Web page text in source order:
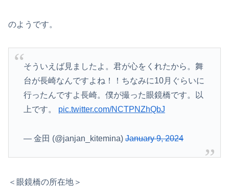
のようです。
そういえば見ましたよ。君が心をくれたから。舞
台が長崎なんですよね！！ちなみに10月ぐらいに
行ったんですよ長崎。僕が撮った眼鏡橋です。以
上です。 pic.twitter.com/NCTPNZhQbJ
— 金田 (@janjan_kitemina)January 9, 2024
＜眼鏡橋の所在地＞